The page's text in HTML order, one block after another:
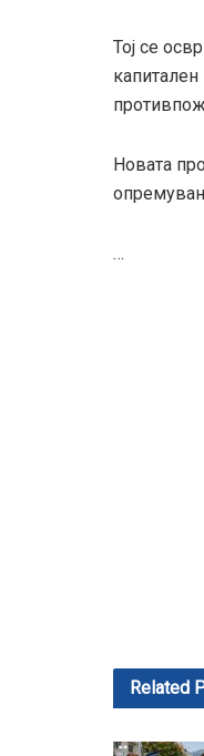
Тој се
Новата
…
Related